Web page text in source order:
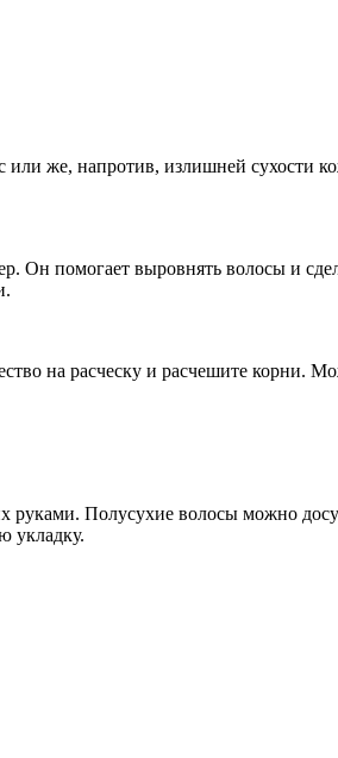
же, напротив, излишней сухости
Он помогает выровнять волосы и
на расческу и расчешите корни.
руками. Полусухие волосы можно
укладку.